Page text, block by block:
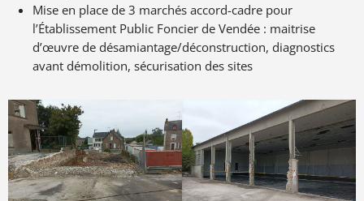
Mise en place de 3 marchés accord-cadre pour
l’Établissement Public Foncier de Vendée : maitrise
d’œuvre de désamiantage/déconstruction, diagnostics
avant démolition, sécurisation des sites